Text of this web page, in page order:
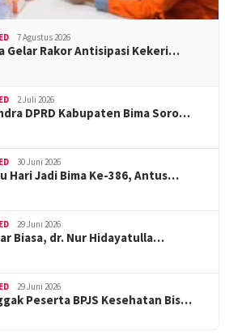
7 Agustus 2026
Gelar Rakor Antisipasi Kekeri…
2 Juli 2026
DPRD Kabupaten Bima Soro…
30 Juni 2026
Hari Jadi Bima Ke-386, Antus…
29 Juni 2026
Biasa, dr. Nur Hidayatulla…
29 Juni 2026
Peserta BPJS Kesehatan Bis…